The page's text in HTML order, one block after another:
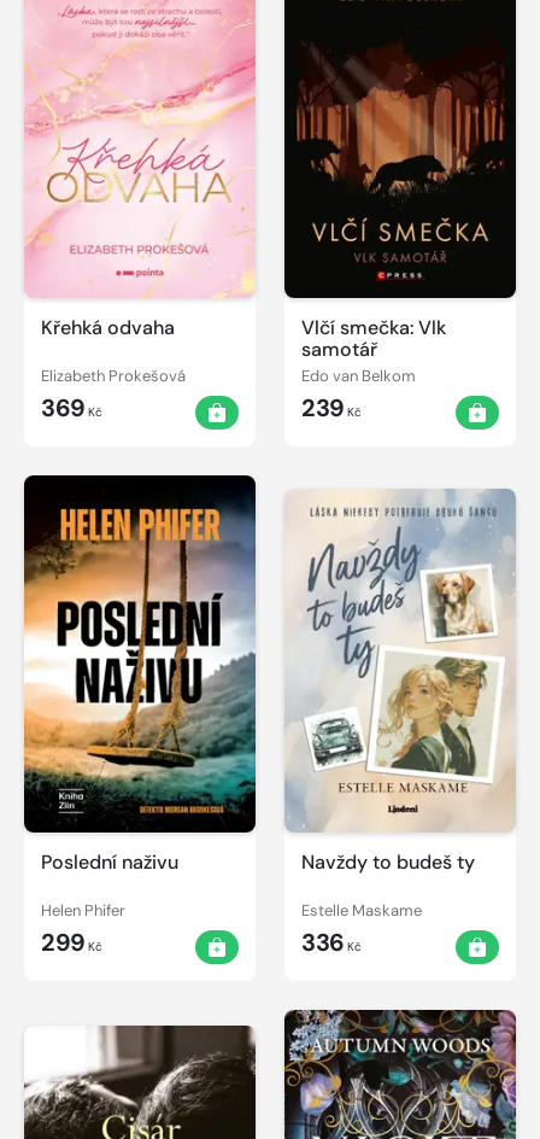
Křehká odvaha
Elizabeth Prokešová
369 Kč
Vlčí smečka: Vlk
samotář
Edo van Belkom
239 Kč
Poslední naživu
Helen Phifer
299 Kč
Navždy to budeš ty
Estelle Maskame
336 Kč